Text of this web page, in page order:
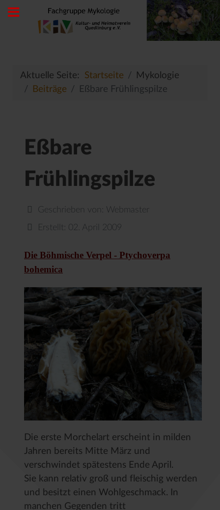
Aktuelle Seite: Startseite
Mykologie
Beiträge
Eßbare Frühlingspilze
Eßbare
Frühlingspilze
Geschrieben von: Webmaster
Erstellt: 02. April 2009
Die Böhmische Verpel - Ptychoverpa
bohemica
Die erste Morchelart erscheint in milden
Jahren bereits Mitte März und
verschwindet spätestens Ende April.
Sie kann relativ groß und fleischig werden
und besitzt einen Wohlgeschmack. In
manchen Gegenden tritt